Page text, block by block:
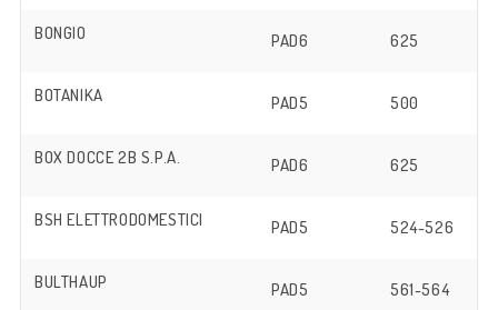
BONGIO PAD6 625
BOTANIKA PAD5 500
BOX DOCCE 2B S.P.A. PAD6 625
BSH ELETTRODOMESTICI PAD5 524-526
BULTHAUP PAD5 561-564